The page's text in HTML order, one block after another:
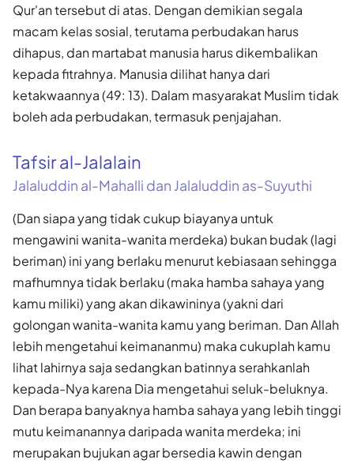
Qur'an tersebut di atas. Dengan demikian segala
macam kelas sosial, terutama perbudakan harus
dihapus, dan martabat manusia harus dikembalikan
kepada fitrahnya. Manusia dilihat hanya dari
ketakwaannya (49: 13). Dalam masyarakat Muslim tidak
boleh ada perbudakan, termasuk penjajahan.
Tafsir al-Jalalain
Jalaluddin al-Mahalli dan Jalaluddin as-Suyuthi
(Dan siapa yang tidak cukup biayanya untuk
mengawini wanita-wanita merdeka) bukan budak (lagi
beriman) ini yang berlaku menurut kebiasaan sehingga
mafhumnya tidak berlaku (maka hamba sahaya yang
kamu miliki) yang akan dikawininya (yakni dari
golongan wanita-wanita kamu yang beriman. Dan Allah
lebih mengetahui keimananmu) maka cukuplah kamu
lihat lahirnya saja sedangkan batinnya serahkanlah
kepada-Nya karena Dia mengetahui seluk-beluknya.
Dan berapa banyaknya hamba sahaya yang lebih tinggi
mutu keimanannya daripada wanita merdeka; ini
merupakan bujukan agar bersedia kawin dengan